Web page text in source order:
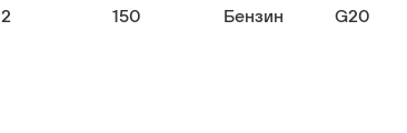
2 150 Бензин G20